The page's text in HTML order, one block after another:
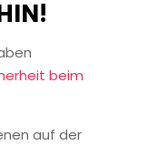
beim
auf der